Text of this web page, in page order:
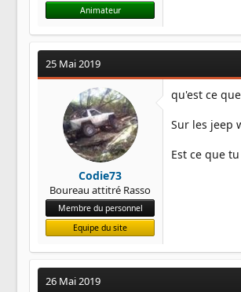
s
s
o
Animateur
25 Mai 2019
Codie73
Boureau attitré Rasso
Membre du personnel
Equipe du site
qu'est ce
Sur les jeep
Est ce que
26 Mai 2019